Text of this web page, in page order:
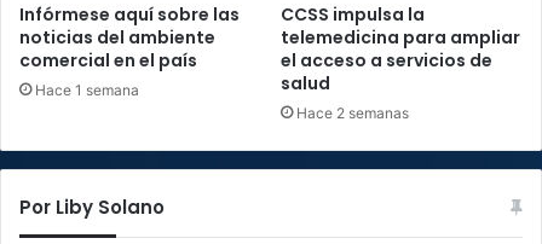
Infórmese aquí sobre las
noticias del ambiente
comercial en el país
Hace 1 semana
CCSS impulsa la
telemedicina para ampliar
el acceso a servicios de
salud
Hace 2 semanas
Por Liby Solano